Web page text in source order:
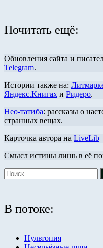
Почитать ещё:
Обновления сайта и
Telegram.
Истории также на:
Яндекс.Книгах и Ридеро.
Нео-татиба: рассказы о
странных вещах.
Карточка автора на LiveLib
Смысл истины лишь в её
В потоке:
Нультопия